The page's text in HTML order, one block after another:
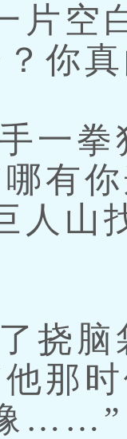
片空
你
一拳
有
人山
挠脑
那
……”